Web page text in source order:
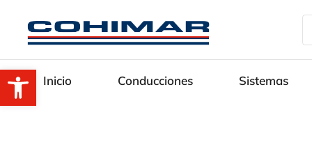
Inicio Conducciones Sistemas
Abrir barra de herramientas